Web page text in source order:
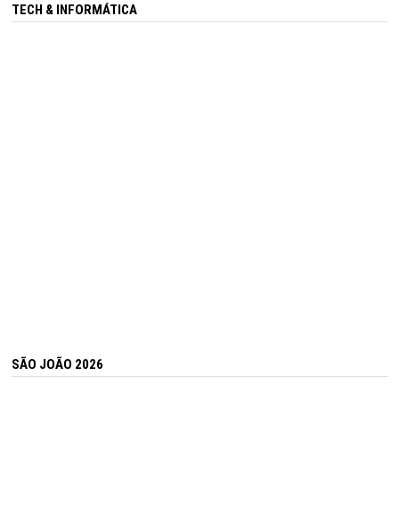
TECH & INFORMÁTICA
SÃO JOÃO 2026